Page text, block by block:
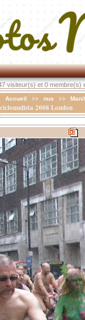
visiteur(s) et 0 membre(s)
Accueil >> nus >>
ciclonudista 2008 London